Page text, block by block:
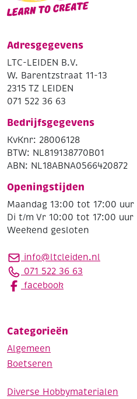
Adresgegevens
LTC-LEIDEN B.V.
W. Barentzstraat 11-13
2315 TZ LEIDEN
071 522 36 63
Bedrijfsgegevens
KvKnr: 28006128
BTW: NL819138770B01
ABN: NL18ABNA0566420872
Openingstijden
Maandag 13:00 tot 17:00 uur
Di t/m Vr 10:00 tot 17:00 uur
Weekend gesloten
info@ltcleiden.nl
071 522 36 63
facebook
Categorieën
Algemeen
Boetseren
Diverse Hobbymaterialen